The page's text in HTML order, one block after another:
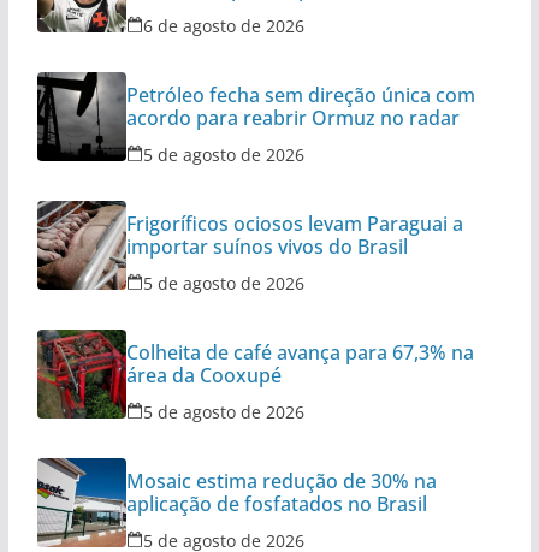
6 de agosto de 2026
Petróleo fecha sem direção única com
acordo para reabrir Ormuz no radar
5 de agosto de 2026
Frigoríficos ociosos levam Paraguai a
importar suínos vivos do Brasil
5 de agosto de 2026
Colheita de café avança para 67,3% na
área da Cooxupé
5 de agosto de 2026
Mosaic estima redução de 30% na
aplicação de fosfatados no Brasil
5 de agosto de 2026